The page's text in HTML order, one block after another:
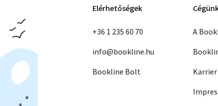
Elérhetőségek
+36 1 235 60 70
info@bookline.hu
Bookline Bolt
A
Karrier